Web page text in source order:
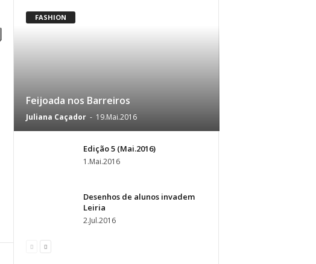
FASHION
Feijoada nos Barreiros
Juliana Caçador - 19.Mai.2016
Edição 5 (Mai.2016)
1.Mai.2016
Desenhos de alunos invadem
Leiria
2.Jul.2016